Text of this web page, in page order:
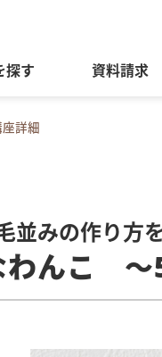
探す 資料請求
詳細
並みの作り方
わんこ